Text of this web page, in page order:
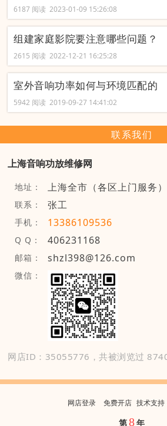
6187 阅读 2023-01-09 15:26:08
组建家庭影院要注意哪些问题？
2615 阅读 2022-12-21 16:25:28
室外音响功率如何与环境匹配的
5942 阅读 2019-09-27 14:41:02
联系我们
上海音响功放维修网
地址： 上海全市（各区上门服务）
联系： 张工
手机： 13386109536
Q Q： 406231168
邮箱： shzl398@126.com
微信：
网店ID：35055776，共被浏览过
网店登录 免费开店 技术支持
第8年